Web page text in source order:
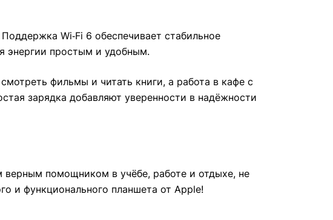
Wi‑Fi 6 обеспечивает стабильное
энергии простым и удобным.
фильмы и читать книги, а работа в кафе с
зарядка добавляют уверенности в надёжности
помощником в учёбе, работе и отдыхе, не
и функционального планшета от Apple!